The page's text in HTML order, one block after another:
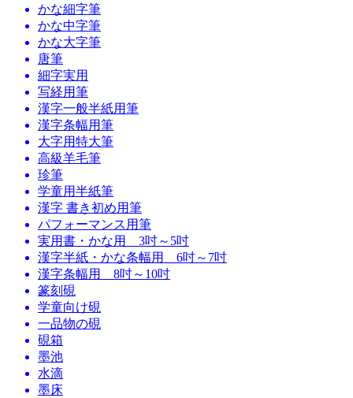
かな細字筆
かな中字筆
かな大字筆
唐筆
細字実用
写経用筆
漢字一般半紙用筆
漢字条幅用筆
大字用特大筆
高級羊毛筆
珍筆
学童用半紙筆
漢字 書き初め用筆
パフォーマンス用筆
実用書・かな用 3吋～5吋
漢字半紙・かな条幅用 6吋～7吋
漢字条幅用 8吋～10吋
篆刻硯
学童向け硯
一品物の硯
硯箱
墨池
水滴
墨床